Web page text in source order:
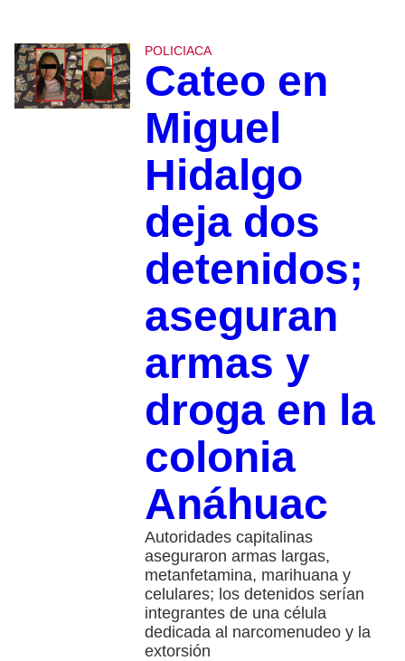
POLICIACA
Cateo en
Miguel
Hidalgo
deja dos
detenidos;
aseguran
armas y
droga en la
colonia
Anáhuac
Autoridades capitalinas
aseguraron armas largas,
metanfetamina, marihuana y
celulares; los detenidos serían
integrantes de una célula
dedicada al narcomenudeo y la
extorsión